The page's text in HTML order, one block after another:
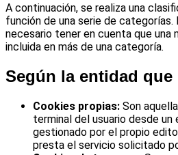
A continuación, se realiza una
función de una serie de categorías.
necesario tener en cuenta que una
incluida en más de una categoría.
Según la entidad
Cookies propias: Son
terminal del usuario desde un
gestionado por el propio
presta el servicio solicitado